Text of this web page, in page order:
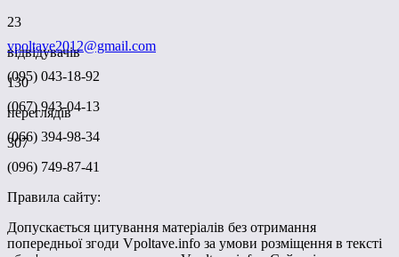
23
відвідувачів
130
переглядів
307
vpoltave2012@gmail.com
(095) 043-18-92
(067) 943-04-13
(066) 394-98-34
(096) 749-87-41
Правила сайту:
Допускається цитування матеріалів без отримання
попередньої згоди Vpoltave.info за умови розміщення в тексті